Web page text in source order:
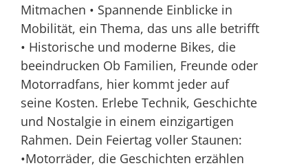
Mitmachen • Spannende Einblicke in
Mobilität, ein Thema, das uns alle betrifft
• Historische und moderne Bikes, die
beeindrucken Ob Familien, Freunde oder
Motorradfans, hier kommt jeder auf
seine Kosten. Erlebe Technik, Geschichte
und Nostalgie in einem einzigartigen
Rahmen. Dein Feiertag voller Staunen:
•Motorräder, die Geschichten erzählen